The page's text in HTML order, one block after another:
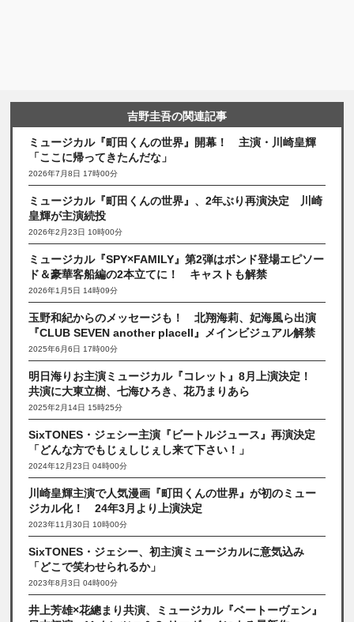
吉野圭吾の関連記事
ミュージカル『町田くんの世界』開幕！ 主演・川崎皇輝
「ここに帰ってきたんだな」
2026年7月8日 17時00分
ミュージカル『町田くんの世界』、2年ぶり再演決定 川崎
皇輝が主演続投
2026年2月23日 10時00分
ミュージカル『SPY×FAMILY』第2弾はボンド登場エピソー
ド＆豪華客船編の2本立てに！ キャストも解禁
2026年1月5日 14時09分
玉野和紀からのメッセージも！ 北翔海莉、妃海風ら出演
『CLUB SEVEN another placeII』メインビジュアル解禁
2025年6月6日 17時00分
明日海りお主演ミュージカル『コレット』8月上演決定！
共演に大東立樹、七海ひろき、花乃まりあら
2025年2月14日 15時25分
SixTONES・ジェシー主演『ビートルジュース』再演決定
「どんな方でもじぇしじぇし来て下さい！」
2024年12月23日 04時00分
川崎皇輝主演で人気漫画『町田くんの世界』が初のミュー
ジカル化！ 24年3月より上演決定
2023年11月30日 10時00分
SixTONES・ジェシー、初主演ミュージカルに意気込み
「どこで笑わせられるか」
2023年8月3日 04時00分
井上芳雄×花總まり共演、ミュージカル『ベートーヴェン』